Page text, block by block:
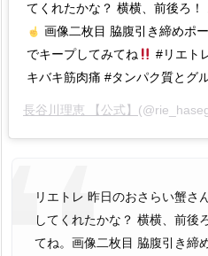
てくれたかな？ 横横、前後ろ
画像二枚目 脇腹引き締めポ
でキープしてみてね
#リエト
キバキ筋肉痛 #タンパク質とグ
長谷川理恵 【公式】
リエトレ 昨日のおさらい蟹さ
してくれたかな？ 横横、前後
てね。画像二枚目 脇腹引き締